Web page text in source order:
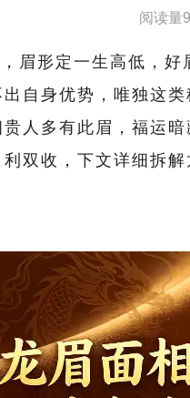
阅读量
眉形定一生高低，
自身优势，唯独这
人多有此眉，福运
双收，下文详细拆